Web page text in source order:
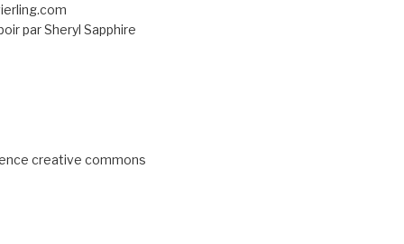
par Sheryl Sapphire
creative commons